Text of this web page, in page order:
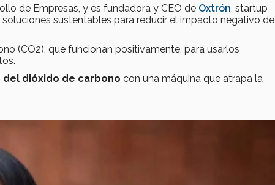
de Empresas, y es fundadora y CEO de Oxtrón , startup
sustentables para reducir el impacto negativo de
(CO2), que funcionan positivamente, para usarlos
dióxido de carbono con una máquina que atrapa la